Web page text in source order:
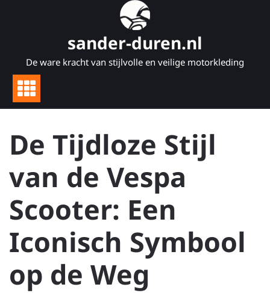
sander-duren.nl
De ware kracht van stijlvolle en veilige motorkleding
De Tijdloze Stijl
van de Vespa
Scooter: Een
Iconisch Symbool
op de Weg